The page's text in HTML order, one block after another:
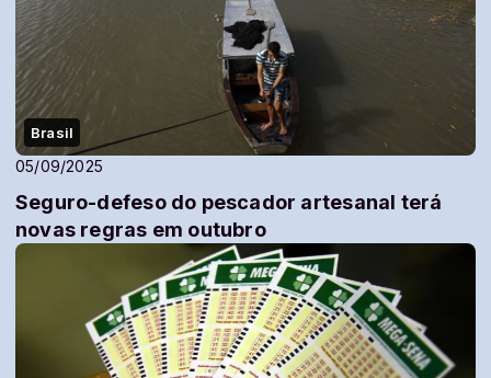
Brasil
05/09/2025
Seguro-defeso do pescador artesanal terá
novas regras em outubro